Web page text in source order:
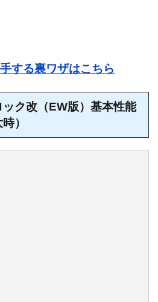
する裏ワザはこちら
ク改（EW版）基本性能
）